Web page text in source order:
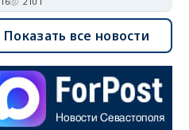
Показать все новости